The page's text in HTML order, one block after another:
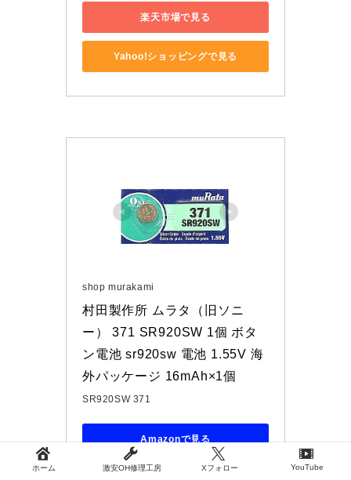
楽天市場で見る
Yahoo!ショッピングで見る
shop murakami
村田製作所 ムラタ（旧ソニ
ー） 371 SR920SW 1個 ボタ
ン電池 sr920sw 電池 1.55V 海
外パッケージ 16mAh×1個
SR920SW 371
Amazonで見る
ホーム 激安OH修理工房 Xフォロー YouTube